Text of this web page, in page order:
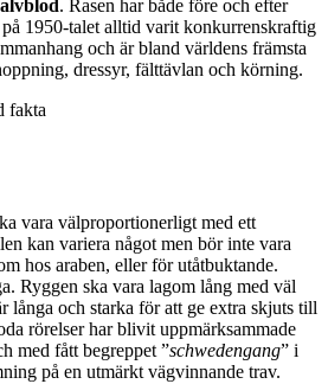
. Rasen har både före och efter
1950-talet alltid varit konkurrenskraftig
och är bland världens främsta
dressyr, fälttävlan och körning.
vara välproportionerligt med ett
kan variera något men bör inte vara
hos araben, eller för utåtbuktande.
Ryggen ska vara lagom lång med väl
långa och starka för att ge extra skjuts till
rörelser har blivit uppmärksammade
med fått begreppet ”schwedengang” i
på en utmärkt vägvinnande trav.